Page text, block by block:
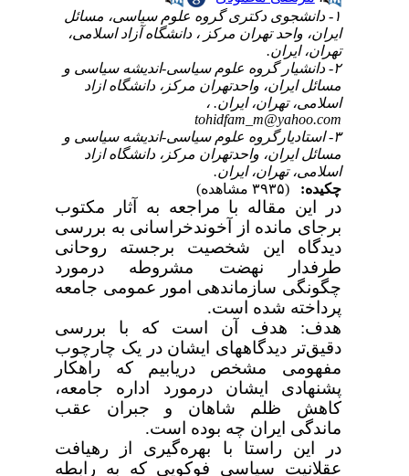
۱- دانشجوی دکتری گروه علوم سیاسی، مسائل
ایران، واحد تهران مرکز ، دانشگاه آزاد اسلامی،
تهران، ایران.
۲- دانشیار گروه علوم سیاسی-اندیشه سیاسی و
مسائل ایران، واحدتهران مرکز، دانشگاه ازاد
اسلامی، تهران، ایران. ،
tohidfam_m@yahoo.com
۳- استادیارگروه علوم سیاسی-اندیشه سیاسی و
مسائل ایران، واحدتهران مرکز، دانشگاه ازاد
اسلامی، تهران، ایران.
چکیده:
در این مقاله با مراجعه به آثار مکتوب
برجای مانده از آخوندخراسانی به بررسی
دیدگاه این شخصیت برجسته روحانی
طرفدار نهضت مشروطه درمورد
چگونگی سازماندهی امور عمومی جامعه
پرداخته شده است.
هدف: هدف آن است که با بررسی
دقیق‌تر دیدگاه­های ایشان در یک چارچوب
مفهومی مشخص دریابیم که راهکار
پشنهادی ایشان درمورد اداره جامعه،
کاهش ظلم شاهان و جبران عقب
ماندگی ایران چه بوده است.
در این راستا با بهره‌گیری از رهیافت
عقلانیت سیاسی فوکویی که به رابطه